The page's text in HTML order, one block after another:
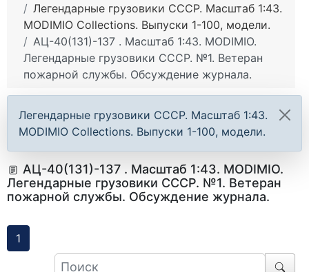
Легендарные грузовики СССР. Масштаб 1:43.
MODIMIO Collections. Выпуски 1-100, модели.
АЦ-40(131)-137 . Масштаб 1:43. MODIMIO.
Легендарные грузовики СССР. №1. Ветеран
пожарной службы. Обсуждение журнала.
Легендарные грузовики СССР. Масштаб 1:43.
MODIMIO Collections. Выпуски 1-100, модели.
АЦ-40(131)-137 . Масштаб 1:43. MODIMIO.
Легендарные грузовики СССР. №1. Ветеран
пожарной службы. Обсуждение журнала.
1